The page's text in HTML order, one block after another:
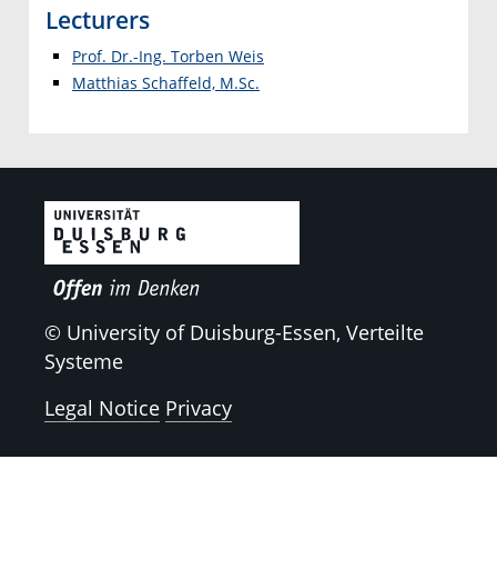
Lecturers
Prof. Dr.-Ing. Torben Weis
Matthias Schaffeld, M.Sc.
© University of Duisburg-Essen, Verteilte
Systeme
Legal Notice Privacy